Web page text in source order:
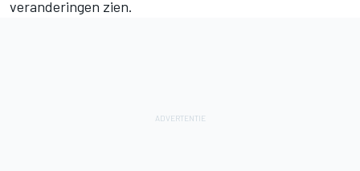
veranderingen zien.